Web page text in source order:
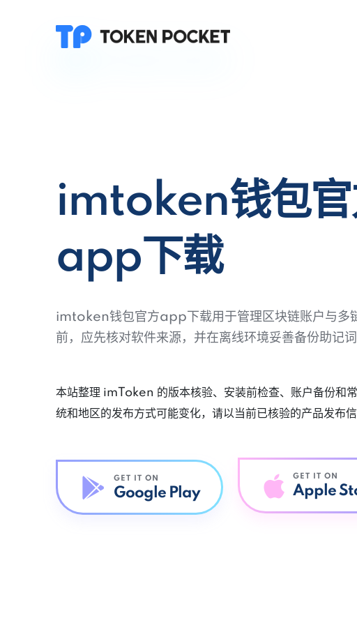
imtoken钱包官
app下载
imtoken钱包官方app下载用于管理区块链账户与多
前，应先核对软件来源，并在离线环境妥善备份助记词
本站整理 imToken 的版本核验、安装前检查、账户备份和
统和地区的发布方式可能变化，请以当前已核验的产品发布信
GET IT ON
Google Play
GET IT ON
Apple